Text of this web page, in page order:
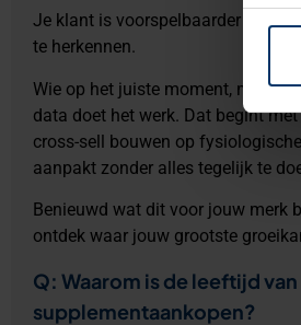
Je klant is voorspelbaarder dan
te herkennen.
Wie op het juiste moment, met de
data doet het werk. Dat begint
cross-sell bouwen op
aanpakt zonder alles tegelijk te
Benieuwd wat dit voor jouw merk
ontdek waar jouw grootste
Q: Waarom is de leeftijd
supplementaankopen?